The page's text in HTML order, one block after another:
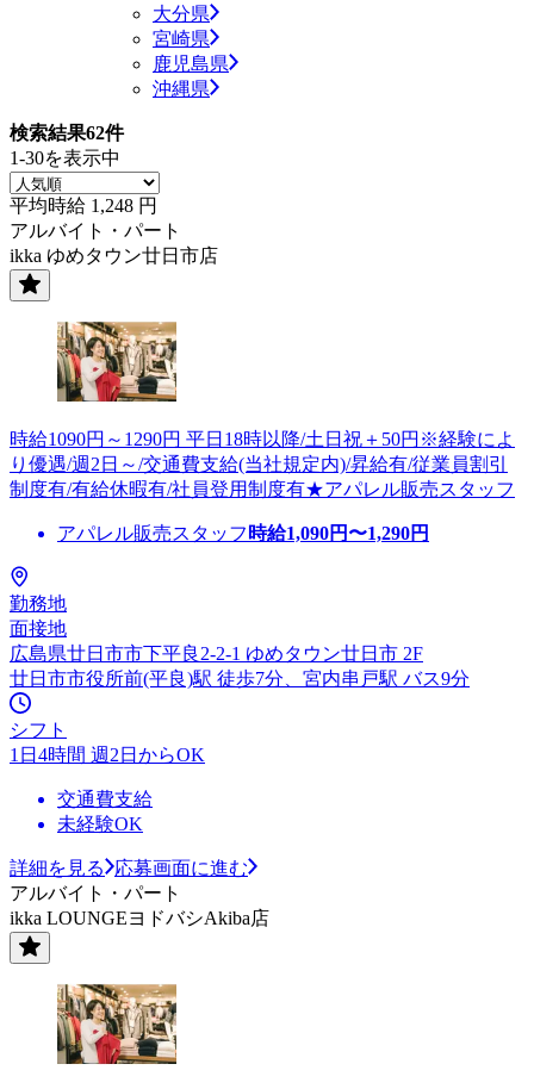
大分県
宮崎県
鹿児島県
沖縄県
検索結果62件
1-30を表示中
平均時給 1,248 円
アルバイト・パート
ikka ゆめタウン廿日市店
時給1090円～1290円 平日18時以降/土日祝＋50円※経験によ
り優遇/週2日～/交通費支給(当社規定内)/昇給有/従業員割引
制度有/有給休暇有/社員登用制度有★アパレル販売スタッフ
アパレル販売スタッフ 時給1,090円〜1,290円
勤務地
面接地
広島県廿日市市下平良2-2-1 ゆめタウン廿日市 2F
廿日市市役所前(平良)駅 徒歩7分、宮内串戸駅 バス9分
シフト
1日4時間 週2日からOK
交通費支給
未経験OK
詳細を見る
応募画面に進む
アルバイト・パート
ikka LOUNGEヨドバシAkiba店